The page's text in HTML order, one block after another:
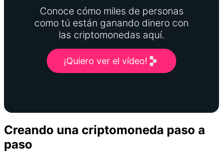
Conoce cómo miles de personas
como tú están ganando dinero con
las criptomonedas aquí.
¡Quiero ver el vídeo!
Creando una criptomoneda paso a
paso